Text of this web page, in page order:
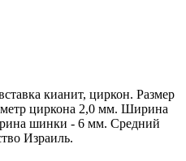
кианит, циркон. Размер
циркона 2,0 мм. Ширина
шинки - 6 мм. Средний
Израиль.